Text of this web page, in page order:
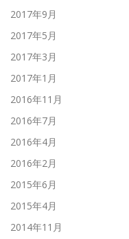
2017年9月
2017年5月
2017年3月
2017年1月
2016年11月
2016年7月
2016年4月
2016年2月
2015年6月
2015年4月
2014年11月